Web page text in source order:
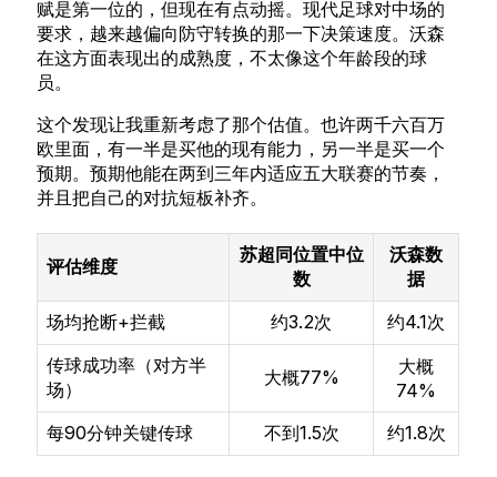
赋是第一位的，但现在有点动摇。现代足球对中场的
要求，越来越偏向防守转换的那一下决策速度。沃森
在这方面表现出的成熟度，不太像这个年龄段的球
员。
这个发现让我重新考虑了那个估值。也许两千六百万
欧里面，有一半是买他的现有能力，另一半是买一个
预期。预期他能在两到三年内适应五大联赛的节奏，
并且把自己的对抗短板补齐。
评估维度
苏超同位置中位
数
沃森数
据
场均抢断+拦截
约3.2次
约4.1次
传球成功率（对方半
场）
大概77%
大概
74%
每90分钟关键传球
不到1.5次 约1.8次